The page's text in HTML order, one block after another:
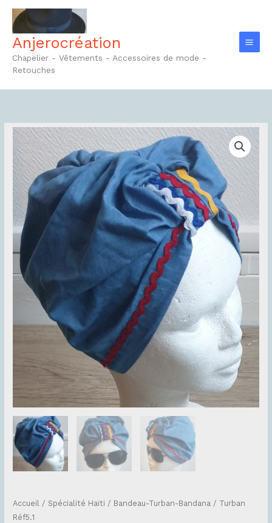
Aller
contenuAnjerocréation
Chapelier - Vêtements - Accessoires de mode -
Retouches
Accueil / Spécialité Haïti / Bandeau-Turban-Bandana / Turban
Réf5.1
quantité
de
Turban
Réf5.1